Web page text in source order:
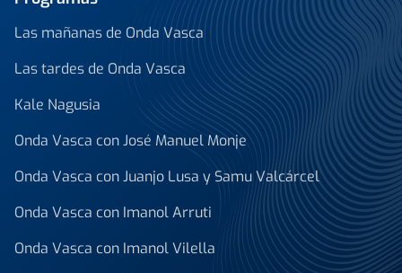
Las mañanas de Onda Vasca
Las tardes de Onda Vasca
Kale Nagusia
Onda Vasca con José Manuel Monje
Onda Vasca con Juanjo Lusa y Samu Valcárcel
Onda Vasca con Imanol Arruti
Onda Vasca con Imanol Vilella